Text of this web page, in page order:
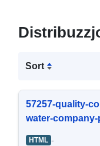
Sort
57257-quality-
water-company-
HTML -